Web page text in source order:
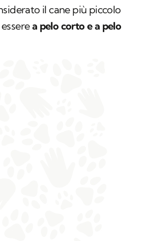
il cane più piccolo
a pelo corto e a pelo